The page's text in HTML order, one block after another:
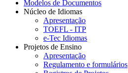
Modelos de Documentos
Núcleo de Idiomas
Apresentação
TOEFL - ITP
e-Tec Idiomas
Projetos de Ensino
Apresentação
Regulamento e formulários